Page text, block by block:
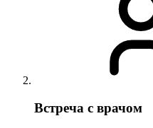
Встреча с врачом